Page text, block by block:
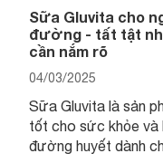
Sữa Gluvita cho
đường - tất tật
cần nắm rõ
04/03/2025
Sữa Gluvita là sản
tốt cho sức khỏe và
đường huyết dành